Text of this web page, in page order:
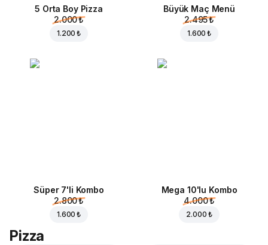
5 Orta Boy Pizza
2.000 ₺
1.200 ₺
Büyük Maç Menü
2.495 ₺
1.600 ₺
Süper 7'li Kombo
2.800 ₺
1.600 ₺
Mega 10'lu Kombo
4.000 ₺
2.000 ₺
Pizza